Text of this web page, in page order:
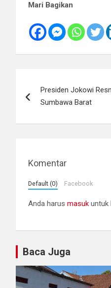
Mari Bagikan
posPresiden Jokowi
Sumbawa Barat
Komentar
Default (0) Facebook
Anda harus masuk untuk
Baca Juga